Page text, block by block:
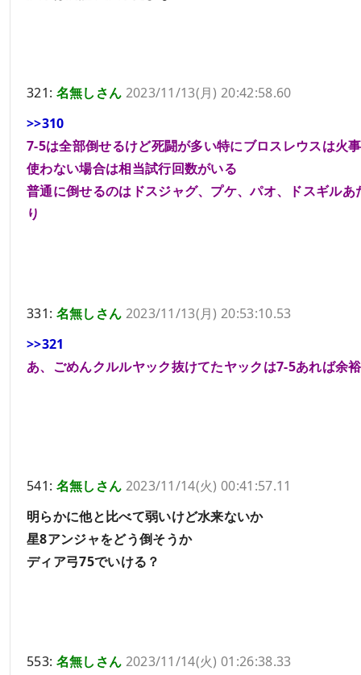
321: 名無しさん 2023/11/13(月) 20:42:58.60
>>310
7-5は全部倒せるけど死闘が多い特にブロスレウスは火
使わない場合は相当試行回数がいる
普通に倒せるのはドスジャグ、プケ、パオ、ドスギルあ
り
331: 名無しさん 2023/11/13(月) 20:53:10.53
>>321
あ、ごめんクルルヤック抜けてたヤックは7-5あれば余
541: 名無しさん 2023/11/14(火) 00:41:57.11
明らかに他と比べて弱いけど水来ないか
星8アンジャをどう倒そうか
ディア弓75でいける？
553: 名無しさん 2023/11/14(火) 01:26:38.33